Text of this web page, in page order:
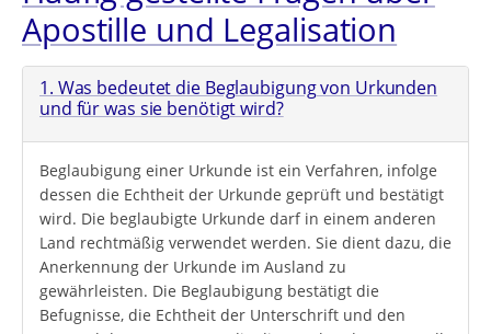
Apostille und Legalisation
1. Was bedeutet die Beglaubigung von Urkunden
und für was sie benötigt wird?
Beglaubigung einer Urkunde ist ein Verfahren, infolge
dessen die Echtheit der Urkunde geprüft und bestätigt
wird. Die beglaubigte Urkunde darf in einem anderen
Land rechtmäßig verwendet werden. Sie dient dazu, die
Anerkennung der Urkunde im Ausland zu
gewährleisten. Die Beglaubigung bestätigt die
Befugnisse, die Echtheit der Unterschrift und den